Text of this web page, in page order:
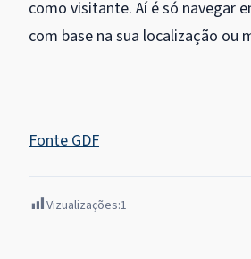
como visitante. Aí é só navegar
com base na sua localização
Fonte GDF
Vizualizações:1